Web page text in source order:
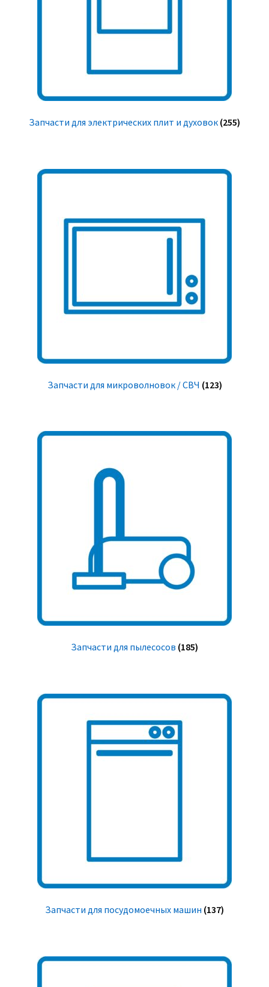
Запчасти для электрических плит и духовок (255)
Запчасти для микроволновок / СВЧ (123)
Запчасти для пылесосов (185)
Запчасти для посудомоечных машин (137)